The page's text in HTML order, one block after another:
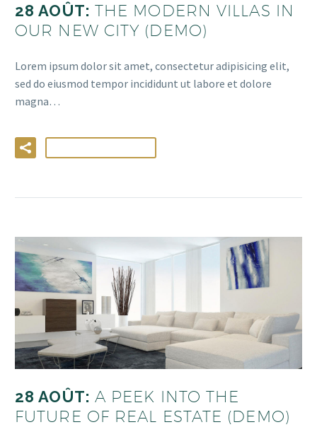
28 AOÛT: THE MODERN VILLAS IN
OUR NEW CITY (DEMO)
Lorem ipsum dolor sit amet, consectetur adipisicing elit,
sed do eiusmod tempor incididunt ut labore et dolore
magna…
28 AOÛT: A PEEK INTO THE
FUTURE OF REAL ESTATE (DEMO)